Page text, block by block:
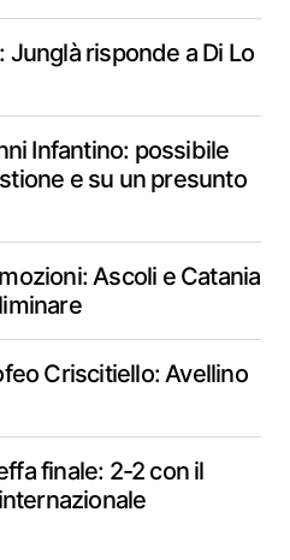
Junglà risponde a Di Lo
Infantino: possibile
e su un presunto
Ascoli e Catania
Criscitiello: Avellino
finale: 2-2 con il